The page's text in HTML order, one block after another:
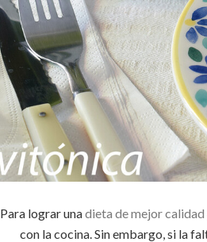
Para lograr unadieta de mejor calidad
con la cocina. Sin embargo, si la